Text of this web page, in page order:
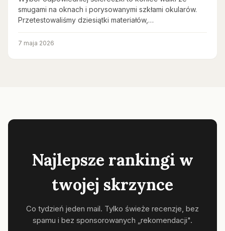
smugami na oknach i porysowanymi szkłami okularów.
Przetestowaliśmy dziesiątki materiałów,…
7 maja 2026
Najlepsze rankingi w
twojej skrzynce
Co tydzień jeden mail. Tylko świeże recenzje, bez
spamu i bez sponsorowanych „rekomendacji".